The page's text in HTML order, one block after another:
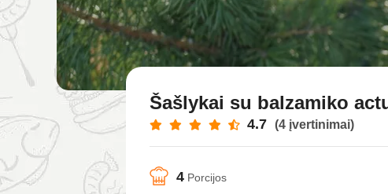
Šašlykai su balzamiko
4.7 (4 įvertinimai)
4 Porcijos